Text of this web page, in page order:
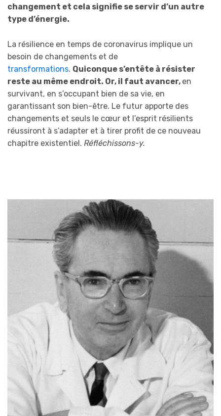
changement et cela signifie se servir d’un autre
type d’énergie.
La résilience en temps de coronavirus implique un
besoin de changements et de
transformations. Quiconque s’entête à résister
reste au même endroit. Or, il faut avancer, en
survivant, en s’occupant bien de sa vie, en
garantissant son bien-être. Le futur apporte des
changements et seuls le cœur et l’esprit résilients
réussiront à s’adapter et à tirer profit de ce nouveau
chapitre existentiel. Réfléchissons-y.